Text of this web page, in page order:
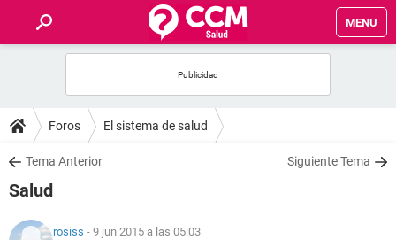
MENU
FOROS
SALUD
Foros El sistema de salud
Tema Anterior Siguiente Tema
Salud
rosiss - 9 jun 2015 a las 05:03